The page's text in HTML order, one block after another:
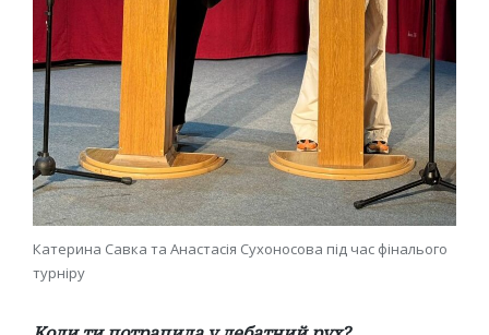
Катерина Савка та Анастасія Сухоносова під час фіналього
турніру